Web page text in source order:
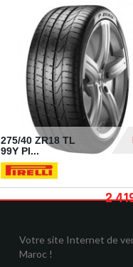
275/40 ZR18 TL
99Y PI...
2
Votre site Internet de
Maroc !